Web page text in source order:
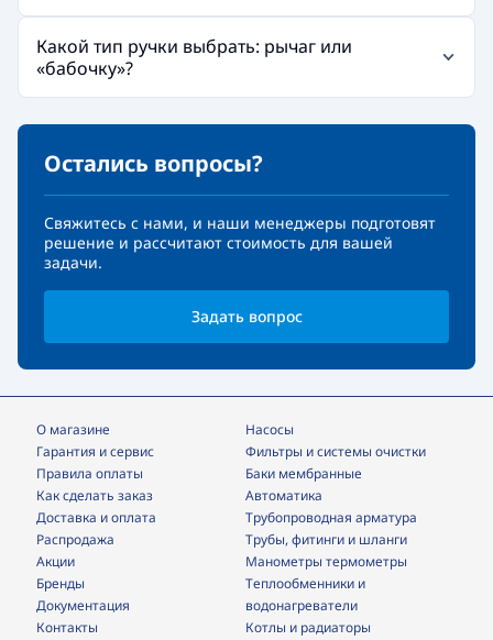
Какой тип ручки выбрать: рычаг или
«бабочку»?
Остались вопросы?
Свяжитесь с нами, и наши менеджеры подготовят
решение и рассчитают стоимость для вашей
задачи.
Задать вопрос
О магазине
Гарантия и сервис
Правила оплаты
Как сделать заказ
Доставка и оплата
Распродажа
Акции
Бренды
Документация
Контакты
Насосы
фильтры и системы очистки
Баки мембранные
Автоматика
трубопроводная арматура
трубы, фитинги и шланги
манометры термометры
теплообменники и
водонагреватели
Котлы и радиаторы